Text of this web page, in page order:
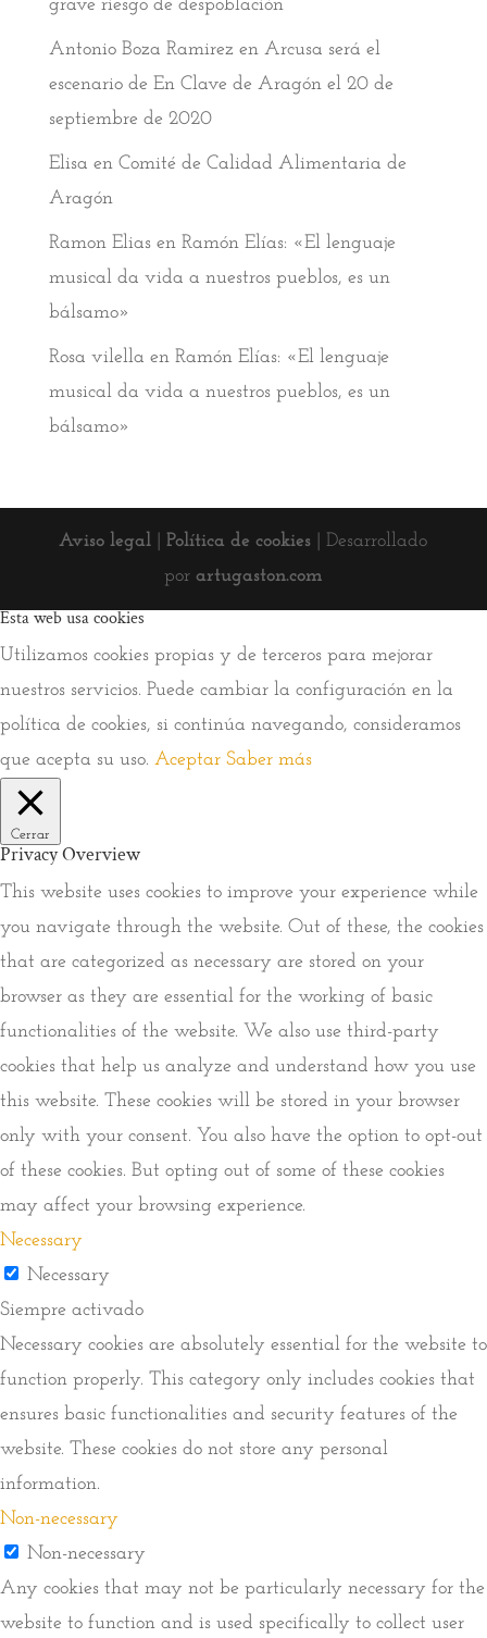
grave riesgo de despoblación
Antonio Boza Ramirez en Arcusa será el
escenario de En Clave de Aragón el 20 de
septiembre de 2020
Elisa en Comité de Calidad Alimentaria de
Aragón
Ramon Eliasen Ramón Elías: «El lenguaje
musical da vida a nuestros pueblos, es un
bálsamo»
Rosa vilella en Ramón Elías: «El lenguaje
musical da vida a nuestros pueblos, es un
bálsamo»
Aviso legal |Política de cookies | Desarrollado
por artugaston.com
Esta web usa cookies
Utilizamos cookies propias y de terceros para mejorar
nuestros servicios. Puede cambiar la configuración en la
política de cookies, si continúa navegando, consideramos
que acepta su uso. Aceptar Saber más
Cerrar
Privacy Overview
This website uses cookies to improve your experience while
you navigate through the website. Out of these, the cookies
that are categorized as necessary are stored on your
browser as they are essential for the working of basic
functionalities of the website. We also use third-party
cookies that help us analyze and understand how you use
this website. These cookies will be stored in your browser
only with your consent. You also have the option to opt-out
of these cookies. But opting out of some of these cookies
may affect your browsing experience.
Necessary
Necessary
Siempre activado
Necessary cookies are absolutely essential for the website to
function properly. This category only includes cookies that
ensures basic functionalities and security features of the
website. These cookies do not store any personal
information.
Non-necessary
Non-necessary
Any cookies that may not be particularly necessary for the
website to function and is used specifically to collect user